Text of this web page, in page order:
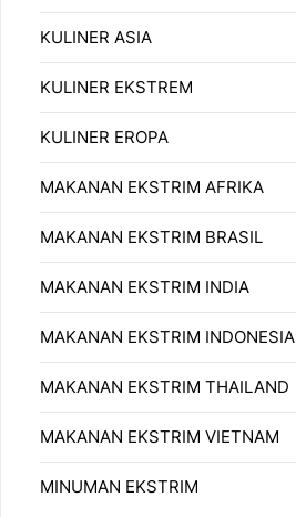
KULINER ASIA
KULINER EKSTREM
KULINER EROPA
MAKANAN EKSTRIM AFRIKA
MAKANAN EKSTRIM BRASIL
MAKANAN EKSTRIM INDIA
MAKANAN EKSTRIM INDONESIA
MAKANAN EKSTRIM THAILAND
MAKANAN EKSTRIM VIETNAM
MINUMAN EKSTRIM